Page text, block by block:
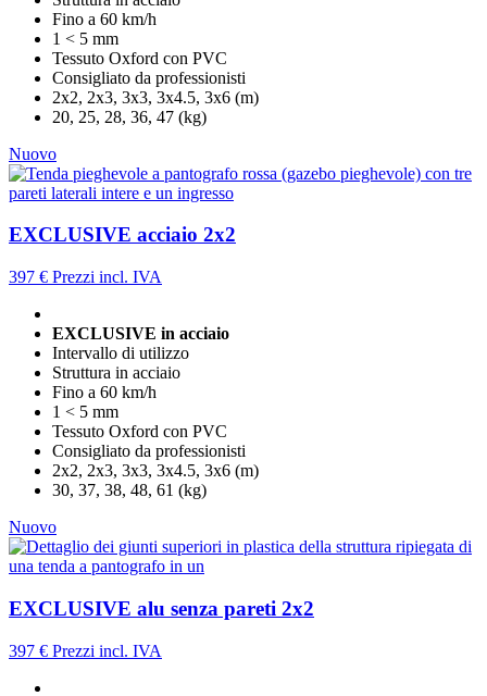
Fino a 60 km/h
1 < 5 mm
Tessuto Oxford con PVC
Consigliato da professionisti
2x2, 2x3, 3x3, 3x4.5, 3x6 (m)
20, 25, 28, 36, 47 (kg)
Nuovo
EXCLUSIVE acciaio 2x2
397 € Prezzi incl. IVA
EXCLUSIVE in acciaio
Intervallo di utilizzo
Struttura in acciaio
Fino a 60 km/h
1 < 5 mm
Tessuto Oxford con PVC
Consigliato da professionisti
2x2, 2x3, 3x3, 3x4.5, 3x6 (m)
30, 37, 38, 48, 61 (kg)
Nuovo
EXCLUSIVE alu senza pareti 2x2
397 € Prezzi incl. IVA